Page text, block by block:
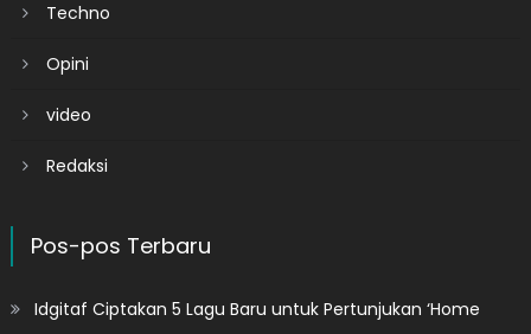
Techno
Opini
video
Redaksi
Pos-pos Terbaru
Idgitaf Ciptakan 5 Lagu Baru untuk Pertunjukan ‘Home